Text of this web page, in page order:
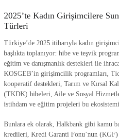
2025’te Kadın Girişimcilere
Türleri
Türkiye’de 2025 itibarıyla kadın
başlıkta toplanıyor: hibe ve teşvik
eğitim ve danışmanlık destekleri ile
KOSGEB’in girişimcilik programları,
kooperatif destekleri, Tarım ve Kırsal
(TKDK) hibeleri, Aile ve Sosyal
istihdam ve eğitim projeleri bu
Bunlara ek olarak, Halkbank gibi kamu
kredileri, Kredi Garanti Fonu’nun (KGF)